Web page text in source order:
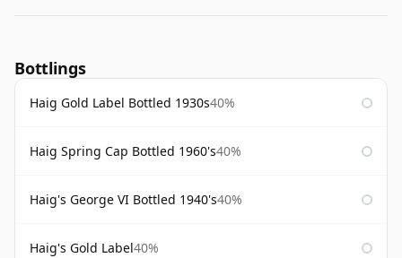
Bottlings
Haig Gold Label Bottled 1930s40%
Haig Spring Cap Bottled 1960's40%
Haig's George VI Bottled 1940's40%
Haig's Gold Label40%